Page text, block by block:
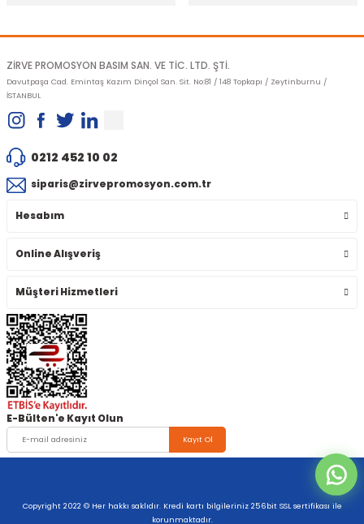
ZİRVE PROMOSYON BASIM SAN. VE TİC. LTD. ŞTİ.
Davutpaşa Cad. Emintaş Kazım Dinçol San. Sit. No:81 / 148 Topkapı / Zeytinburnu /
İSTANBUL
0212 452 10 02
siparis@zirvepromosyon.com.tr
Hesabım
Online Alışveriş
Müşteri Hizmetleri
E-Bülten'e Kayıt Olun
Kayıt Ol
Copyright 2022 © Her hakkı saklıdır. Kredi kartı bilgileriniz 256bit SSL sertifikası ile
korunmaktadır.